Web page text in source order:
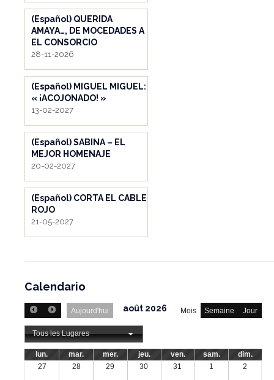
(Español) QUERIDA
AMAYA…, DE MOCEDADES A
EL CONSORCIO
28-11-2026
(Español) MIGUEL MIGUEL:
« ¡ACOJONADO! »
13-02-2027
(Español) SABINA – EL
MEJOR HOMENAJE
20-02-2027
(Español) CORTA EL CABLE
ROJO
21-05-2027
Calendario
Aujourd'hui Mois Semaine Jour
août 2026
Tous les Lugares
lun. mar. mer. jeu. ven. sam.
dim.
27
28 29 30 31 1 2